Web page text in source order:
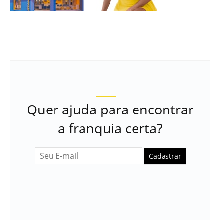
Quer ajuda para encontrar
a franquia certa?
Cadastrar